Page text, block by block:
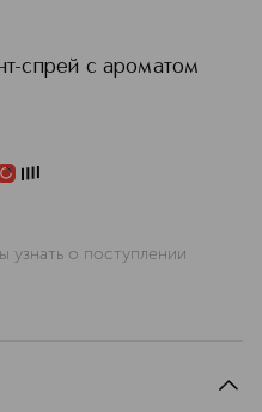
спрей с ароматом
узнать о поступлении